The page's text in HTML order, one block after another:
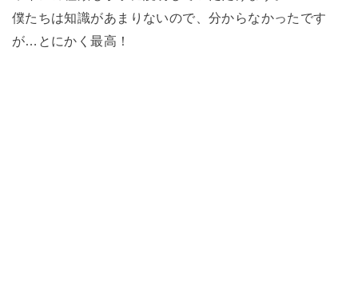
僕たちは知識があまりないので、分からなかったです
が…とにかく最高！